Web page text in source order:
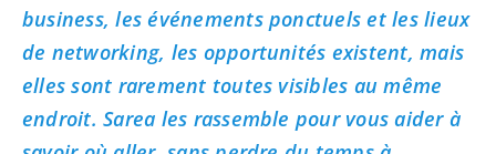
business, les événements ponctuels et les lieux
de networking, les opportunités existent, mais
elles sont rarement toutes visibles au même
endroit. Sarea les rassemble pour vous aider à